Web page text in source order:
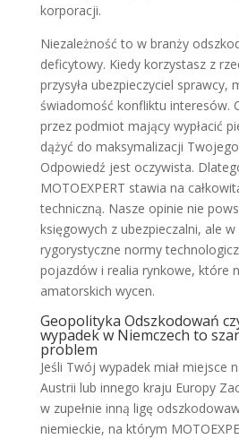
korporacji.
Niezależność to w branży
deficytowy. Kiedy korzystasz z
przysyła ubezpieczyciel sprawcy,
świadomość konfliktu interesów.
przez podmiot mający wypłacić
dążyć do maksymalizacji
Odpowiedź jest oczywista.
MOTOEXPERT stawia na
techniczną. Nasze opinie nie
księgowych z ubezpieczalni, ale
rygorystyczne normy
pojazdów i realia rynkowe, które
amatorskich wycen.
Geopolityka Odszkodowań
wypadek w Niemczech to
problem
Jeśli Twój wypadek miał miejsce
Austrii lub innego kraju Europy
w zupełnie inną ligę
niemieckie, na którym